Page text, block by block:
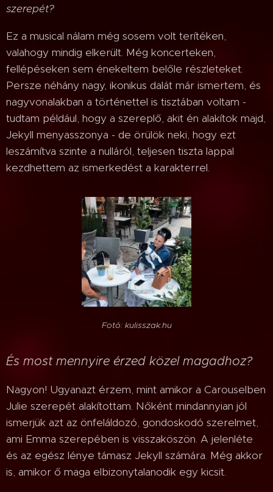
szerepét?
Ez a musical nálam még sosem volt terítéken,
valahogy mindig elkerült. Még koncerteken,
fellépéseken sem énekeltem belőle részleteket.
Persze néhány nagy, ikonikus dalát már ismertem, és
nagyvonalakban a történettel is tisztában voltam -
tudtam például, hogy a szereplő, akit én alakítok majd,
Jekyll menyasszonya - de örülök neki, hogy ezt
leszámítva szinte a nulláról, teljesen tiszta lappal
kezdhettem az ismerkedést a karakterrel.
Fotó: kulisszak.hu
És most mennyire érzed közel magadhoz?
Nagyon! Ugyanazt érzem, mint amikor a Carouselben
Julie szerepét alakítottam. Nőként mindannyian jól
ismerjük azt az önfeláldozó, gondoskodó szerelmet,
ami Emma szerepében is visszaköszön. A jelenléte
és az egész lénye támasz Jekyll számára. Még akkor
is, amikor ő maga elbizonytalanodik egy kicsit.